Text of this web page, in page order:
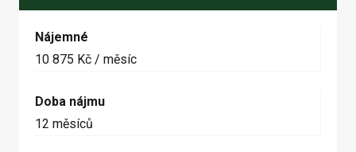
Nájemné
10 875 Kč / měsíc
Doba nájmu
12 měsíců